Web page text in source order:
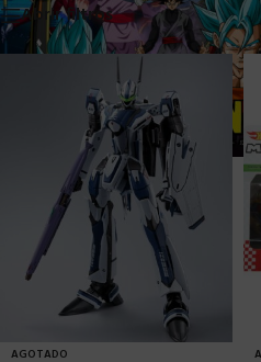
Abrir filtros
AGOTADO